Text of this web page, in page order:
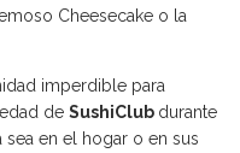
Cheesecake o la
imperdible para
de SushiClub durante
en el hogar o en sus